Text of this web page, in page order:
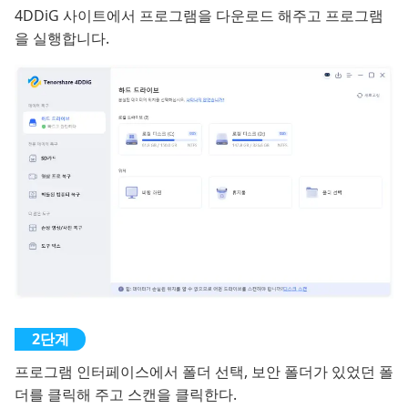
4DDiG 사이트에서 프로그램을 다운로드 해주고 프로그램
을 실행합니다.
프로그램 인터페이스에서 폴더 선택, 보안 폴더가 있었던 폴
더를 클릭해 주고 스캔을 클릭한다.